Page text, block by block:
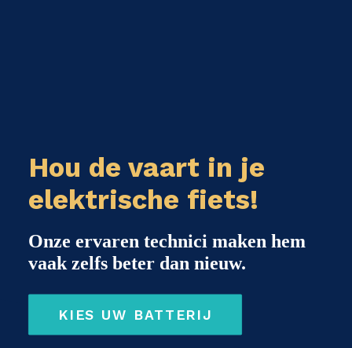
Hou de vaart in je
elektrische fiets!
Onze ervaren technici maken hem
vaak zelfs beter dan nieuw.
KIES UW BATTERIJ